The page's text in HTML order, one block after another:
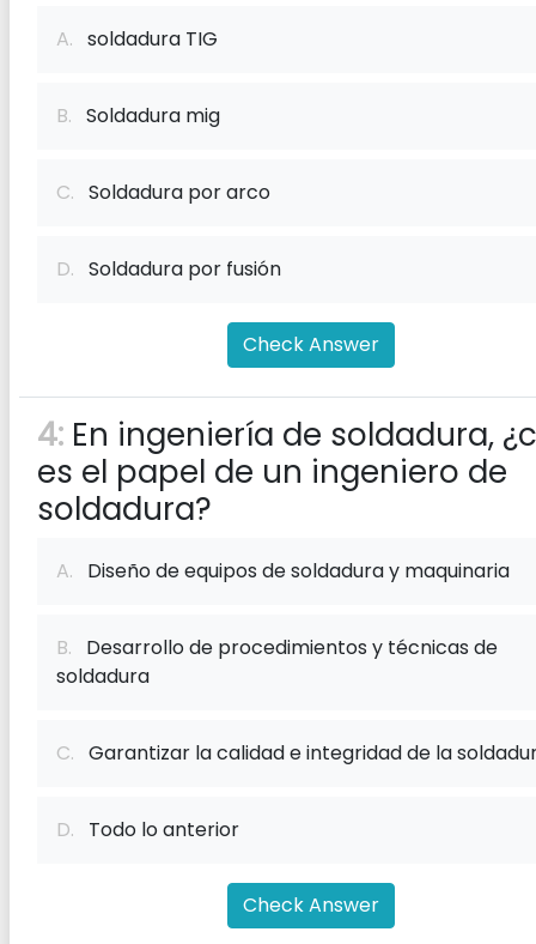
A. soldadura TIG
B. Soldadura mig
C. Soldadura por arco
D. Soldadura por fusión
Check Answer
4: En ingeniería de soldadura,
es el papel de un ingeniero de
soldadura?
A. Diseño de equipos de soldadura y maquinaria
B. Desarrollo de procedimientos y técnicas de
soldadura
C. Garantizar la calidad e integridad de la
D. Todo lo anterior
Check Answer